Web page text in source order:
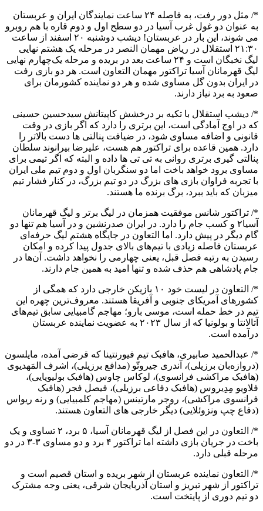
*/ مثل دور رفت، به فاصله ۲۴ ساعت نمایندگان ایران و عربستان
به عنوان دو غول غرب آسیا در دو سطح اول و دوم قاره با هم روبرو
می شوند، این بار در عربستان! دیشب دوشنبه ۲۰ اسفند از ساعت
۲۱:۳۰ استقلال در ریاض مهمان النصر در مرحله یک هشتم نهایی
لیگ نخبگان است و ۲۴ ساعت بعد در بریده و مرحله یک‌چهارم نهایی
لیگ قهرمانان آسیا تراکتور مهمان التعاون است. هر دو بازی رفت
در ایران بدون گل مساوی شده و هر دو نماینده کشورمان برای
صعود به برد نیاز دارند.
*/ دیشب استقلال با تکیه بر درخشش کاپیتانش سیدحسین حسینی
که در اوج آمادگی است، این برتری را دارد که اگر بازی در وقت
قانونی و اضافه مساوی شود، در ضیافت پنالتی ها دست بالاتر را
دارد. همین قاعده برای تراکتور هم هست، علیرضا بیرانوند سلطان
پنالتی گیری برتری روانی به تی تی ها داده و البته که اگر تیمی برای
مساوی برود خواهد باخت اما دو سنگربان اول و دوم تیم ملی ایران
با تجربه فراوان بازی های بزرگ در دو تیم بزرگ، در کنار فشار تیم
میزبان که باید ببرد، برگ برنده ما هستند.
*/ تراکتور شانس موفقیت همزمان در لیگ برتر و لیگ قهرمانان
آسیا۲ و کسب جام را دارد. در ایران صدرنشین و در آسیا هم تنها دو
گام دیگر در پیش دارد. اما التعاون در جایگاه هشتم لیگ حرفه‌ای
عربستان فاصله زیادی با تیم‌های بالای جدول پیدا کرده و امکان
رسیدن به رتبه فصل قبل، یعنی چهارمی را نخواهد داشت. آن‌ها در
جام پادشاهی هم حذف شده و تنها امید به همین جام دارند.
*/ التعاون در لیست خود ۱۰ بازیکن خارجی دارد که همگی از
کشورهای آمریکای جنوبی و آفریقا هستند. معروف‌ترین چهره این
تیم در خط حمله است، موسی بارو؛ مهاجم گامبیایی سابق تیم‌های
آتالانتا و بولونیا که از سال ۲۰۲۳ به عضویت نماینده عربستان
درآمده است.
*/ عبدالحمید صابیری، هافبک تیم فیورنتینا که قرضی آمده، مایلسون
(دروازه‌بان برزیلی)، آندری جیروتّو (مدافع برزیلی)، اشرف المَهدیوی
(هافبک مراکشی فرانسوی)، لوکاس چاوس (هافبک بولیویایی)،
فلاویو مِدِیروس (هافبک دفاعی برزیلی)، فیصل فجر (هافبک
فرانسوی مراکشی)، روجر مارتینس (مهاجم کلمبیایی) و رنه ریواس
(دفاع چپ ونزوئلایی) دیگر خارجی های التعاون هستند.
*/ التعاون در این فصل از لیگ قهرمانان آسیا، ۵ برد، ۲ تساوی و یک
باخت در جریان بازی داشته اما تراکتور ۴ برد و دو مساوی ۳-۳ در دو
مرحله قبلی دارد.
*/ التعاون نماینده عربستان از شهر بریده و استان قصیم است و
تراکتور از شهر تبریز و استان آذربایجان شرقی، یعنی وجه مشترک
دو تیم دوری از پایتخت است.